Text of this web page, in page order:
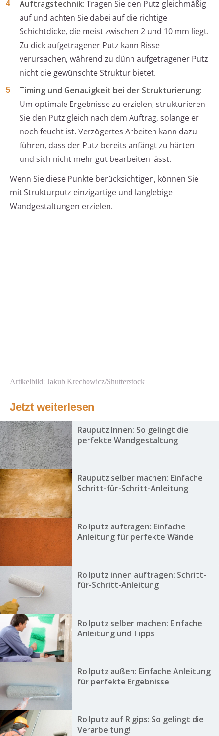
Auftragstechnik: Tragen Sie den Putz gleichmäßig
auf und achten Sie dabei auf die richtige
Schichtdicke, die meist zwischen 2 und 10 mm liegt.
Zu dick aufgetragener Putz kann Risse
verursachen, während zu dünn aufgetragener Putz
nicht die gewünschte Struktur bietet.
Timing und Genauigkeit bei der Strukturierung:
Um optimale Ergebnisse zu erzielen, strukturieren
Sie den Putz gleich nach dem Auftrag, solange er
noch feucht ist. Verzögertes Arbeiten kann dazu
führen, dass der Putz bereits anfängt zu härten
und sich nicht mehr gut bearbeiten lässt.
Wenn Sie diese Punkte berücksichtigen, können Sie
mit Strukturputz einzigartige und langlebige
Wandgestaltungen erzielen.
Artikelbild: Jakub Krechowicz/Shutterstock
Jetzt weiterlesen
Rauputz Innen: So gelingt die
perfekte Wandgestaltung
Rauputz selber machen: Einfache
Schritt-für-Schritt-Anleitung
Rollputz auftragen: Einfache
Anleitung für perfekte Wände
Rollputz innen auftragen: Schritt-
für-Schritt-Anleitung
Rollputz selber machen: Einfache
Anleitung und Tipps
Rollputz außen: Einfache Anleitung
für perfekte Ergebnisse
Rollputz auf Rigips: So gelingt die
Verarbeitung!